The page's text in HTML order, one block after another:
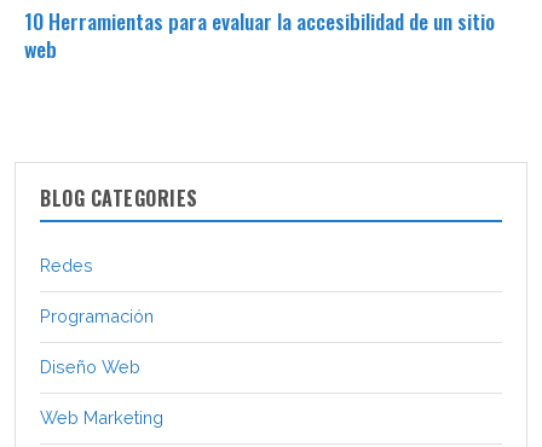
10 Herramientas para evaluar la accesibilidad de un sitio
web
BLOG CATEGORIES
Redes
Programación
Diseño Web
Web Marketing